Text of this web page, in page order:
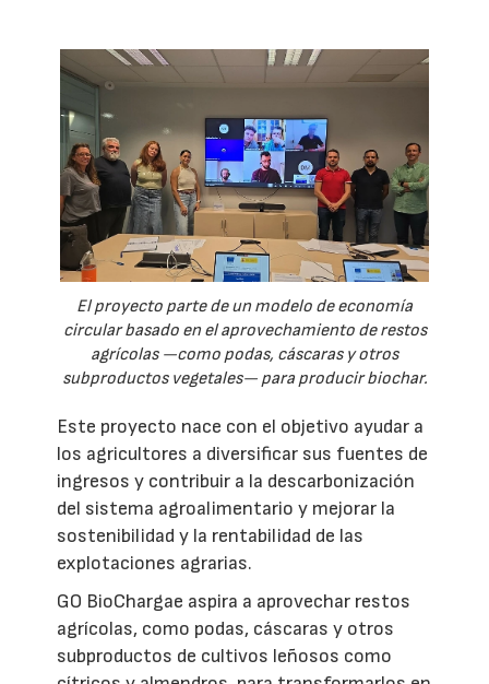
El proyecto parte de un modelo de economía
circular basado en el aprovechamiento de restos
agrícolas —como podas, cáscaras y otros
subproductos vegetales— para producir biochar.
Este proyecto nace con el objetivo ayudar a
los agricultores a diversificar sus fuentes de
ingresos y contribuir a la descarbonización
del sistema agroalimentario y mejorar la
sostenibilidad y la rentabilidad de las
explotaciones agrarias.
GO BioChargae aspira a aprovechar restos
agrícolas, como podas, cáscaras y otros
subproductos de cultivos leñosos como